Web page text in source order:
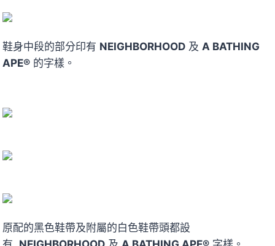
鞋身中段的部分印有 NEIGHBORHOOD 及 A BATHING
APE® 的字樣。
原配的黑色鞋帶及附屬的白色鞋帶頭都設